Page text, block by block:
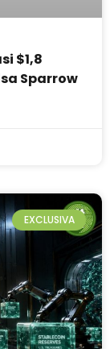
$1,8
Sparrow
EXCLUSIVA